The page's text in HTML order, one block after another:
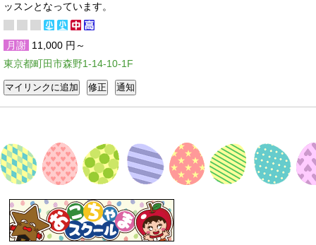
ッスンとなっています。
月謝 11,000 円～
東京都町田市森野1-14-10-1F